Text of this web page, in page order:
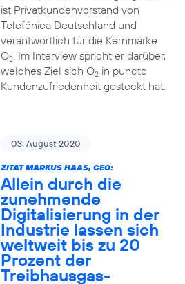
ist Privatkundenvorstand von
Telefónica Deutschland und
verantwortlich für die Kernmarke
O2. Im Interview spricht er darüber,
welches Ziel sich O2in puncto
Kundenzufriedenheit gesteckt hat.
03. August 2020
ZITAT MARKUS HAAS, CEO:
Allein durch die
zunehmende
Digitalisierung in der
Industrie lassen sich
weltweit bis zu 20
Prozent der
Treibhausgas-